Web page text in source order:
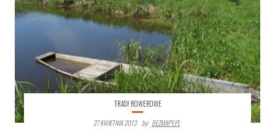
TRASY ROWEROWE
27 KWIETNIA 2013
By: BEZMAPY.PL